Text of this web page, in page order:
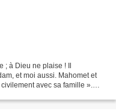
; à Dieu ne plaise ! Il
et moi aussi. Mahomet et
avec sa famille ».